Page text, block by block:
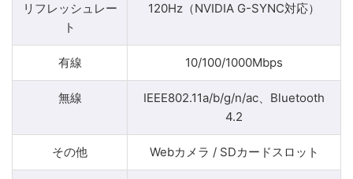
リフレッシュレー
ト
120Hz（NVIDIA G-SYNC対応）
有線 10/100/1000Mbps
無線
IEEE802.11a/b/g/n/ac、Bluetooth
4.2
その他 Webカメラ / SDカードスロット